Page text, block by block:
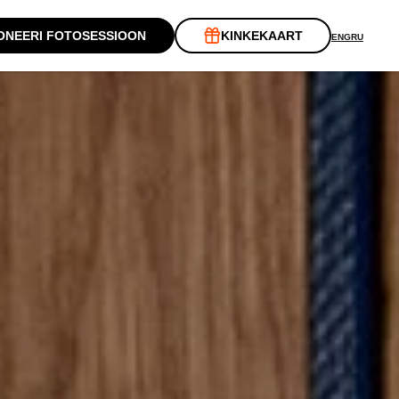
FOTOSESSIOON KINKEKAART ENGRU